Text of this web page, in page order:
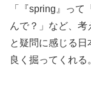
「『spring』っ
んで？」など、
と疑問に感じる
良く掘ってくれる